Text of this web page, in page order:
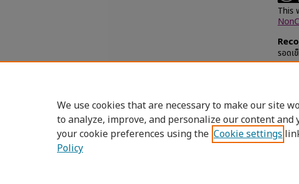
This
รอดเ
กระท
We use cookies that are necessary to make our site
to analyze, improve, and personalize our content and
your cookie preferences using the Cookie settings
Policy